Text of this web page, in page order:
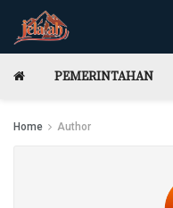
PEMERINTAHAN
Home Author